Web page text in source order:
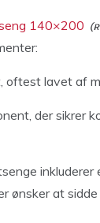
140×200
oftest lavet af
der sikrer
ønsker at sidde